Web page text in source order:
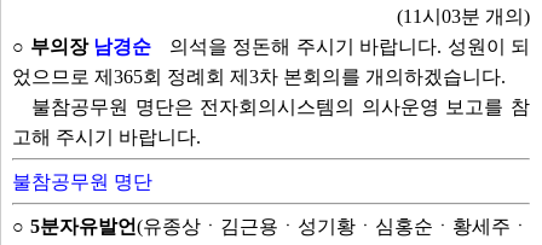
(11시03분 개의)
○ 부의장 남경순
의석을 정돈해 주시기 바랍니다. 성원이 되
었으므로 제365회 정례회 제3차 본회의를 개의하겠습니다.
불참공무원 명단은 전자회의시스템의 의사운영 보고를 참
고해 주시기 바랍니다.
불참공무원 명단
○ 5분자유발언(유종상ㆍ김근용ㆍ성기황ㆍ심홍순ㆍ황세주ㆍ